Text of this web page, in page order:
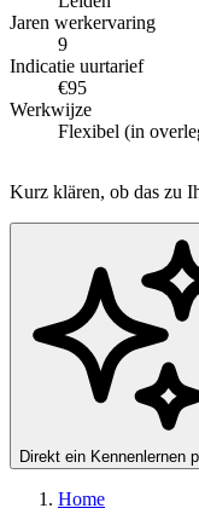
Jaren werkervaring
9
Indicatie uurtarief
€95
Werkwijze
Flexibel (in
Kurz klären, ob das zu
Direkt ein Kennenlernen
Home